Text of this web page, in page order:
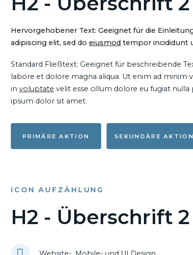
Hervorgehobener Text: Geeignet für die
adipiscing elit, sed do eiusmod tempor incididunt
Standard Fließtext: Geeignet für beschreibende
labore et dolore magna aliqua. Ut enim ad minim
in voluptate velit esse cillum dolore eu fugiat
ipsum dolor sit amet.
PRIMÄRE AKTION SEKUNDÄRE AKTION
ICON AUFZÄHLUNG
H2 - Überschrift 2